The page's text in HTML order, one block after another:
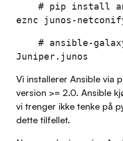
# pip install
eznc junos-
# ansible-
Juniper.junos
Vi installerer Ansible via
version >= 2.0. Ansible
vi trenger ikke tenke på
dette tilfellet.